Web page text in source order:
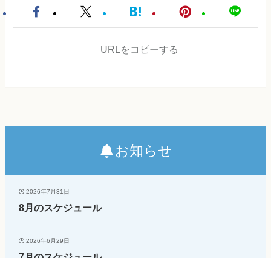
URLをコピーする
お知らせ
2026年7月31日
8月のスケジュール
2026年6月29日